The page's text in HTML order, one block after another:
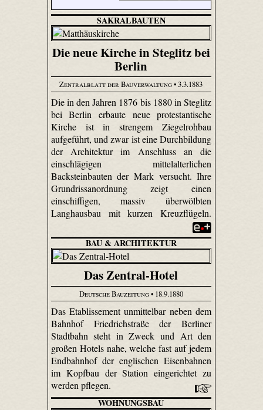
SAKRALBAUTEN
Die neue Kirche in Steglitz bei
Berlin
Zentralblatt der Bauverwaltung• 3.3.1883
Die in den Jahren 1876 bis 1880 in Steglitz
bei Berlin erbaute neue protestantische
Kirche ist in strengem Ziegelrohbau
aufgeführt, und zwar ist eine Durchbildung
der Architektur im Anschluss an die
einschlägigen mittelalterlichen
Backsteinbauten der Mark versucht. Ihre
Grundrissanordnung zeigt einen
einschiffigen, massiv überwölbten
Langhausbau mit kurzen Kreuzflügeln.
BAU & ARCHITEKTUR
Das Zentral-Hotel
Deutsche Bauzeitung• 18.9.1880
Das Etablissement unmittelbar neben dem
Bahnhof Friedrichstraße der Berliner
Stadtbahn steht in Zweck und Art den
großen Hotels nahe, welche fast auf jedem
Endbahnhof der englischen Eisenbahnen
im Kopfbau der Station eingerichtet zu
werden pflegen.
WOHNUNGSBAU